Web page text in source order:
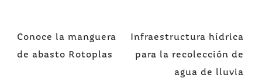
Navegación
de
Conoce la manguera
de abasto Rotoplas
Infraestructura hídrica
para la recolección de
agua de lluvia